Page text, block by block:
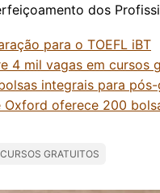
dos
para o TOEFL iBT
4 mil vagas em cursos
integrais para
Oxford oferece 200
GRATUITOS